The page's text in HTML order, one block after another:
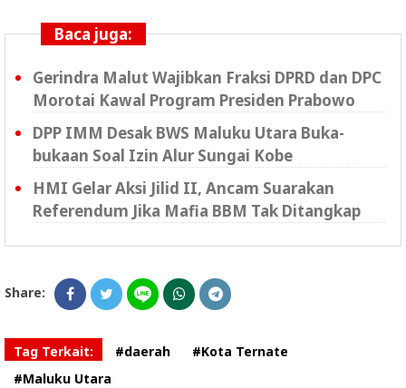
Baca juga:
Gerindra Malut Wajibkan Fraksi DPRD dan DPC
Morotai Kawal Program Presiden Prabowo
DPP IMM Desak BWS Maluku Utara Buka-
bukaan Soal Izin Alur Sungai Kobe
HMI Gelar Aksi Jilid II, Ancam Suarakan
Referendum Jika Mafia BBM Tak Ditangkap
Share:
Tag Terkait: #daerah
#Kota Ternate
#Maluku Utara